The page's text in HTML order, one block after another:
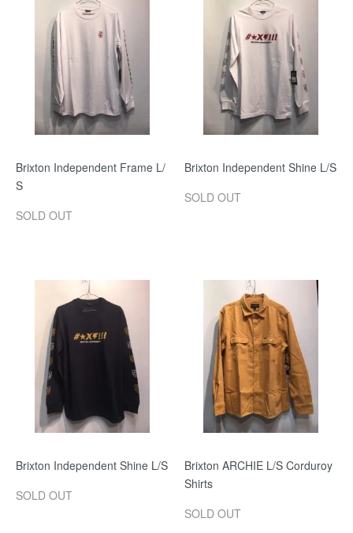
Brixton Independent Frame L/
S
SOLD OUT
Brixton Independent Shine L/S
SOLD OUT
Brixton Independent Shine L/S
SOLD OUT
Brixton ARCHIE L/S Corduroy
Shirts
SOLD OUT